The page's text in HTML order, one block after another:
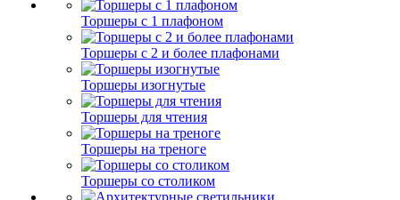
Торшеры с 1 плафоном
Торшеры с 2 и более плафонами
Торшеры изогнутые
Торшеры для чтения
Торшеры на треноге
Торшеры со столиком